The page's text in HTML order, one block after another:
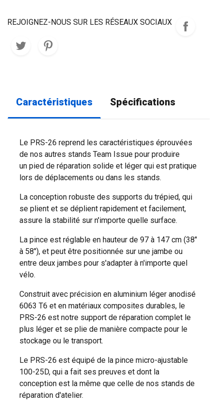
REJOIGNEZ-NOUS SUR LES RÉSEAUX SOCIAUX
Caractéristiques Spécifications
Le PRS-26 reprend les caractéristiques éprouvées
de nos autres stands Team Issue pour produire
un pied de réparation solide et léger qui est pratique
lors de déplacements ou dans les stands.
La conception robuste des supports du trépied, qui
se plient et se déplient rapidement et facilement,
assure la stabilité sur n'importe quelle surface.
La pince est réglable en hauteur de 97 à 147 cm (38"
à 58"), et peut être positionnée sur une jambe ou
entre deux jambes pour s'adapter à n'importe quel
vélo.
Construit avec précision en aluminium léger anodisé
6063 T6 et en matériaux composites durables, le
PRS-26 est notre support de réparation complet le
plus léger et se plie de manière compacte pour le
stockage ou le transport.
Le PRS-26 est équipé de la pince micro-ajustable
100-25D, qui a fait ses preuves et dont la
conception est la même que celle de nos stands de
réparation d'atelier.